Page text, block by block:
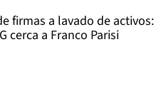
firmas a lavado de activos:
cerca a Franco Parisi